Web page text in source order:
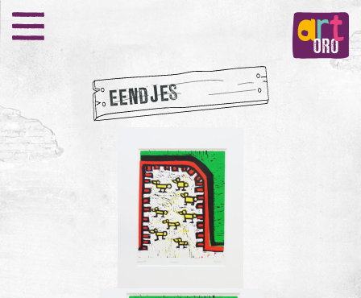
EENDJES